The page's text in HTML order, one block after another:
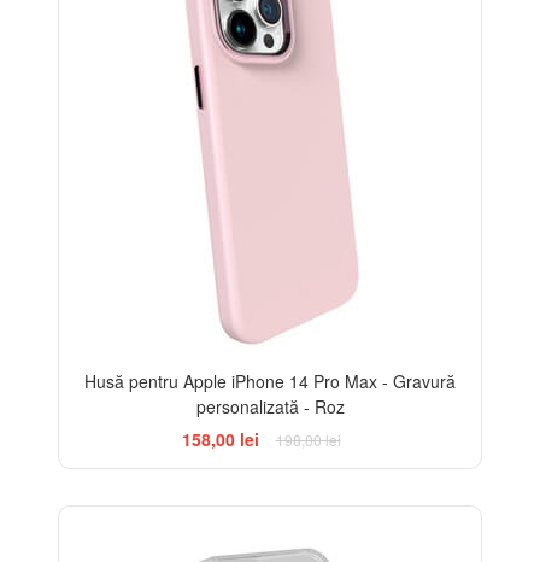
Husă pentru Apple iPhone 14 Pro Max - Gravură
personalizată - Roz
158,00 lei
198,00 lei